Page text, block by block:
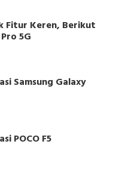
Fitur Keren, Berikut
5G
Samsung Galaxy
POCO F5